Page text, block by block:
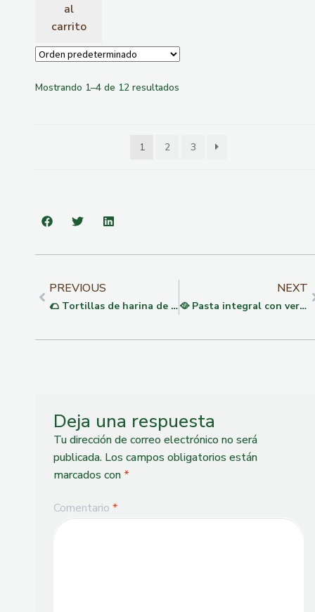
al
carrito
Mostrando 1–4 de 12 resultados
1 2 3
PREVIOUS
🌮 Tortillas de harina de sacha inchi
NEXT
🥘 Pasta integral con verduras salteadas y aceite de Sacha Inchi
Deja una respuesta
Tu dirección de correo electrónico no será
publicada. Los campos obligatorios están
marcados con *
Comentario *